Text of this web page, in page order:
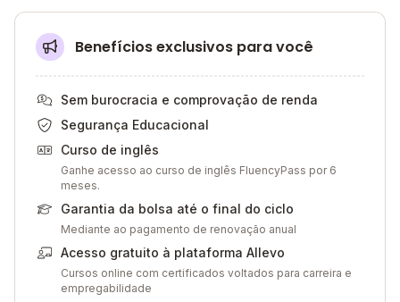
Benefícios exclusivos para você
Sem burocracia e comprovação de renda
Segurança Educacional
Curso de inglês
Ganhe acesso ao curso de inglês FluencyPass por 6
meses.
Garantia da bolsa até o final do ciclo
Mediante ao pagamento de renovação anual
Acesso gratuito à plataforma Allevo
Cursos online com certificados voltados para carreira e
empregabilidade